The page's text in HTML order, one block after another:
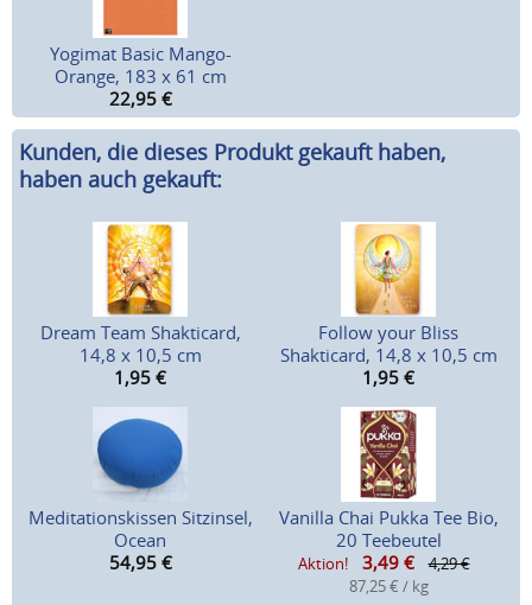
Yogimat Basic Mango-
Orange, 183 x 61 cm
22,95 €
Kunden, die dieses Produkt gekauft haben,
haben auch gekauft:
Dream Team Shakticard,
14,8 x 10,5 cm
1,95 €
Follow your Bliss
Shakticard, 14,8 x 10,5 cm
1,95 €
Meditationskissen Sitzinsel,
Ocean
54,95 €
Vanilla Chai Pukka Tee Bio,
20 Teebeutel
Aktion! 3,49 €
4,29 €
87,25 € / kg